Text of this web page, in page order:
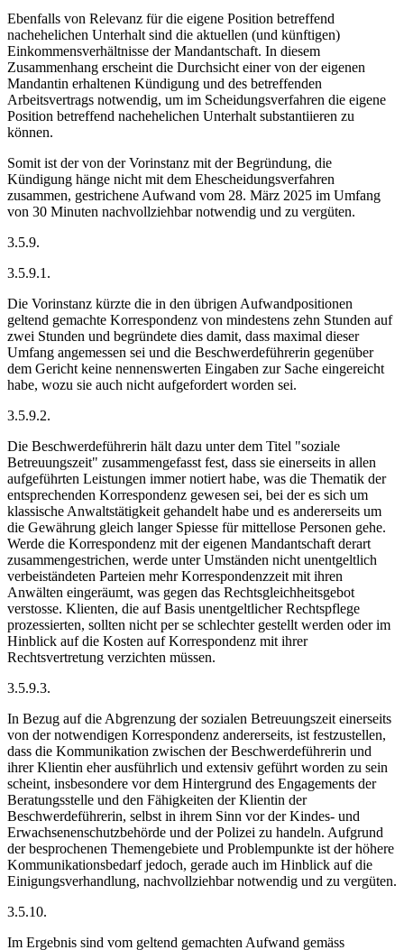
Ebenfalls von Relevanz für die eigene Position betreffend
nachehelichen Unterhalt sind die aktuellen (und künftigen)
Einkommensverhältnisse der Mandantschaft. In diesem
Zusammenhang erscheint die Durchsicht einer von der eigenen
Mandantin erhaltenen Kündigung und des betreffenden
Arbeitsvertrags notwendig, um im Scheidungsverfahren die eigene
Position betreffend nachehelichen Unterhalt substantiieren zu
können.
Somit ist der von der Vorinstanz mit der Begründung, die
Kündigung hänge nicht mit dem Ehescheidungsverfahren
zusammen, gestrichene Aufwand vom 28. März 2025 im Umfang
von 30 Minuten nachvollziehbar notwendig und zu vergüten.
3.5.9.
3.5.9.1.
Die Vorinstanz kürzte die in den übrigen Aufwandpositionen
geltend gemachte Korrespondenz von mindestens zehn Stunden auf
zwei Stunden und begründete dies damit, dass maximal dieser
Umfang angemessen sei und die Beschwerdeführerin gegenüber
dem Gericht keine nennenswerten Eingaben zur Sache eingereicht
habe, wozu sie auch nicht aufgefordert worden sei.
3.5.9.2.
Die Beschwerdeführerin hält dazu unter dem Titel "soziale
Betreuungszeit" zusammengefasst fest, dass sie einerseits in allen
aufgeführten Leistungen immer notiert habe, was die Thematik der
entsprechenden Korrespondenz gewesen sei, bei der es sich um
klassische Anwaltstätigkeit gehandelt habe und es andererseits um
die Gewährung gleich langer Spiesse für mittellose Personen gehe.
Werde die Korrespondenz mit der eigenen Mandantschaft derart
zusammengestrichen, werde unter Umständen nicht unentgeltlich
verbeiständeten Parteien mehr Korrespondenzzeit mit ihren
Anwälten eingeräumt, was gegen das Rechtsgleichheitsgebot
verstosse. Klienten, die auf Basis unentgeltlicher Rechtspflege
prozessierten, sollten nicht per se schlechter gestellt werden oder im
Hinblick auf die Kosten auf Korrespondenz mit ihrer
Rechtsvertretung verzichten müssen.
3.5.9.3.
In Bezug auf die Abgrenzung der sozialen Betreuungszeit einerseits
von der notwendigen Korrespondenz andererseits, ist festzustellen,
dass die Kommunikation zwischen der Beschwerdeführerin und
ihrer Klientin eher ausführlich und extensiv geführt worden zu sein
scheint, insbesondere vor dem Hintergrund des Engagements der
Beratungsstelle und den Fähigkeiten der Klientin der
Beschwerdeführerin, selbst in ihrem Sinn vor der Kindes- und
Erwachsenenschutzbehörde und der Polizei zu handeln. Aufgrund
der besprochenen Themengebiete und Problempunkte ist der höhere
Kommunikationsbedarf jedoch, gerade auch im Hinblick auf die
Einigungsverhandlung, nachvollziehbar notwendig und zu vergüten.
3.5.10.
Im Ergebnis sind vom geltend gemachten Aufwand gemäss